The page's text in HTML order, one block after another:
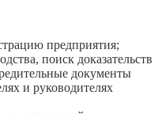
предприятия;
поиск доказательств
документы
и руководителях